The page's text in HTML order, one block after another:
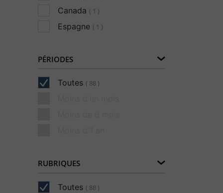
Canada ( 1 )
Espagne ( 1 )
PÉRIODES
Toutes ( 88 )
RUBRIQUES
Toutes ( 88 )